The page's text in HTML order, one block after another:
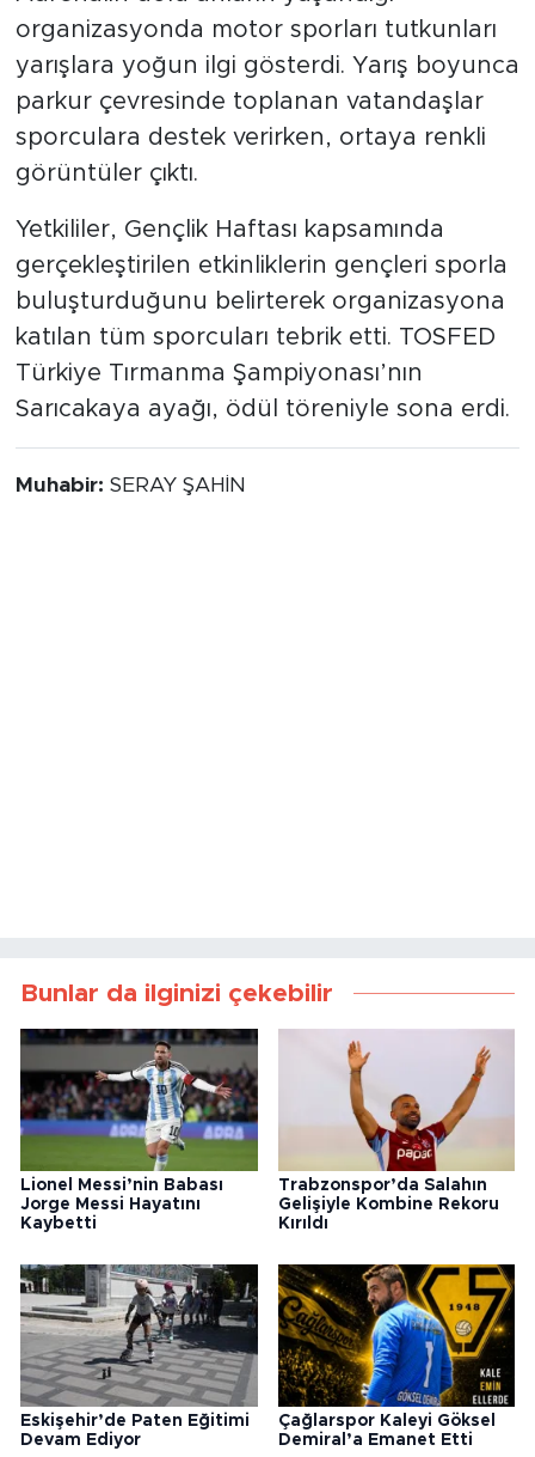
organizasyonda motor sporları tutkunları
yarışlara yoğun ilgi gösterdi. Yarış boyunca
parkur çevresinde toplanan vatandaşlar
sporculara destek verirken, ortaya renkli
görüntüler çıktı.
Yetkililer, Gençlik Haftası kapsamında
gerçekleştirilen etkinliklerin gençleri sporla
buluşturduğunu belirterek organizasyona
katılan tüm sporcuları tebrik etti. TOSFED
Türkiye Tırmanma Şampiyonası’nın
Sarıcakaya ayağı, ödül töreniyle sona erdi.
Muhabir: SERAY ŞAHİN
Bunlar da ilginizi çekebilir
Lionel Messi’nin Babası
Jorge Messi Hayatını
Kaybetti
Trabzonspor’da Salahın
Gelişiyle Kombine Rekoru
Kırıldı
Eskişehir’de Paten Eğitimi
Devam Ediyor
Çağlarspor Kaleyi Göksel
Demiral’a Emanet Etti